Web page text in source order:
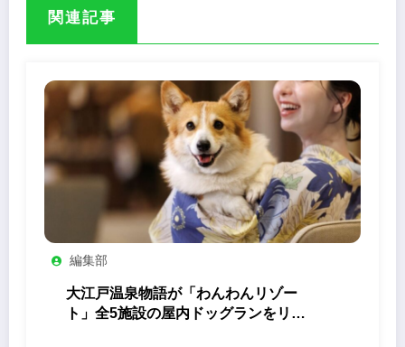
関連記事
編集部
大江戸温泉物語が「わんわんリゾー
ト」全5施設の屋内ドッグランをリニ